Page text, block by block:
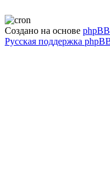
Создано на основе phpBB
Русская поддержка